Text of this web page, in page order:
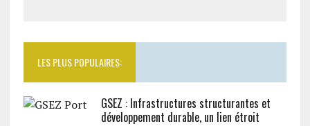
LES PLUS POPULAIRES:
GSEZ : Infrastructures structurantes et
développement durable, un lien étroit